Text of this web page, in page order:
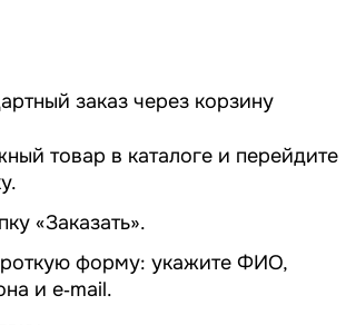
заказ через корзину
товар в каталоге и перейдите
«Заказать».
форму: укажите ФИО,
и e‑mail.